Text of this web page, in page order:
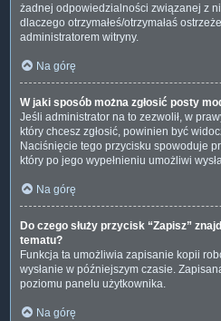
żadnej odpowiedzialności związanej z
dlaczego otrzymałeś/otrzymałaś
administratorem witryny.
Na górę
W jaki sposób można zgłosić posty
Jeśli administrator na to zezwolił, w
który chcesz zgłosić, powinien być
Naciśnięcie tego przycisku spowoduje
który po jego wypełnieniu umożliwi
Na górę
Do czego służy przycisk “Zapisz”
tematu?
Funkcja ta umożliwia zapisanie kopii
wysłanie w późniejszym czasie.
poziomu panelu użytkownika.
Na górę